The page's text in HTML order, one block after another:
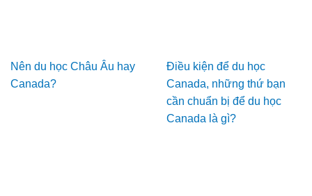
Nên du học Châu Âu hay
Canada?
Điều kiện để du học
Canada, những thứ bạn
cần chuẩn bị để du học
Canada là gì?